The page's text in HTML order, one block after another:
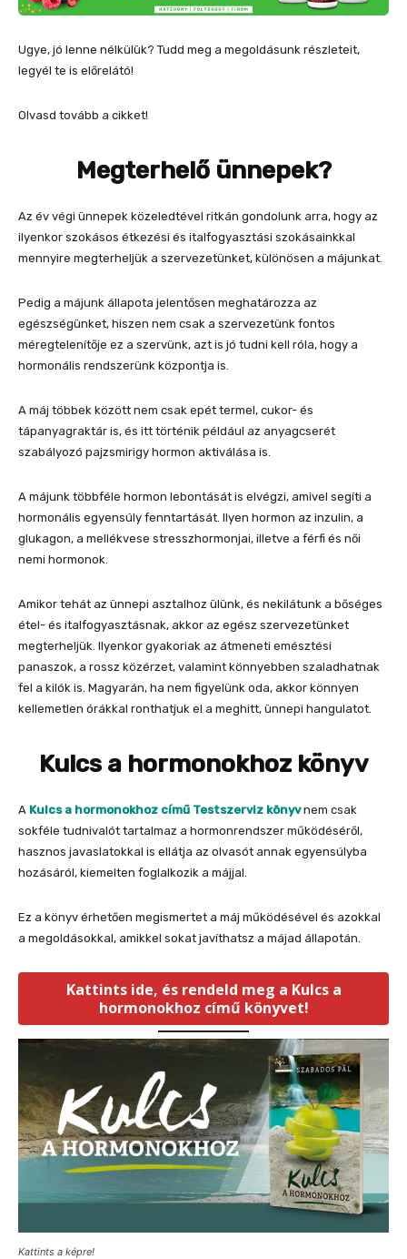
Ugye, jó lenne nélkülük? Tudd meg a megoldásunk részleteit,
legyél te is előrelátó!
Olvasd tovább a cikket!
Megterhelő ünnepek?
Az év végi ünnepek közeledtével ritkán gondolunk arra, hogy az
ilyenkor szokásos étkezési és italfogyasztási szokásainkkal
mennyire megterheljük a szervezetünket, különösen a májunkat.
Pedig a májunk állapota jelentősen meghatározza az
egészségünket, hiszen nem csak a szervezetünk fontos
méregtelenítője ez a szervünk, azt is jó tudni kell róla, hogy a
hormonális rendszerünk központja is.
A máj többek között nem csak epét termel, cukor- és
tápanyagraktár is, és itt történik például az anyagcserét
szabályozó pajzsmirigy hormon aktiválása is.
A májunk többféle hormon lebontását is elvégzi, amivel segíti a
hormonális egyensúly fenntartását. Ilyen hormon az inzulin, a
glukagon, a mellékvese stresszhormonjai, illetve a férfi és női
nemi hormonok.
Amikor tehát az ünnepi asztalhoz ülünk, és nekilátunk a bőséges
étel- és italfogyasztásnak, akkor az egész szervezetünket
megterheljük. Ilyenkor gyakoriak az átmeneti emésztési
panaszok, a rossz közérzet, valamint könnyebben szaladhatnak
fel a kilók is. Magyarán, ha nem figyelünk oda, akkor könnyen
kellemetlen órákkal ronthatjuk el a meghitt, ünnepi hangulatot.
Kulcs a hormonokhoz könyv
A Kulcs a hormonokhoz című Testszerviz könyvnem csak
sokféle tudnivalót tartalmaz a hormonrendszer működéséről,
hasznos javaslatokkal is ellátja az olvasót annak egyensúlyba
hozásáról, kiemelten foglalkozik a májjal.
Ez a könyv érhetően megismertet a máj működésével és azokkal
a megoldásokkal, amikkel sokat javíthatsz a májad állapotán.
Kattints ide, és rendeld meg a Kulcs a
hormonokhoz című könyvet!
Kattints a képre!